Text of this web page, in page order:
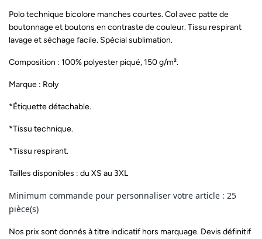
Polo technique bicolore manches courtes. Col avec patte de
boutonnage et boutons en contraste de couleur. Tissu respirant
lavage et séchage facile. Spécial sublimation.
Composition : 100% polyester piqué, 150 g/m².
Marque : Roly
*Étiquette détachable.
*Tissu technique.
*Tissu respirant.
Tailles disponibles : du XS au 3XL
Minimum commande pour personnaliser votre article : 25
pièce(s)
Nos prix sont donnés à titre indicatif hors marquage. Devis définitif